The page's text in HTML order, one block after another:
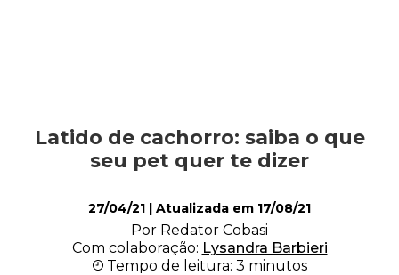
Alimentação
Curiosidades
Latido de cachorro: saiba o que
seu pet quer te dizer
27/04/21 | Atualizada em 17/08/21
Por Redator Cobasi
Com colaboração: Lysandra Barbieri
Tempo de leitura: 3 minutos